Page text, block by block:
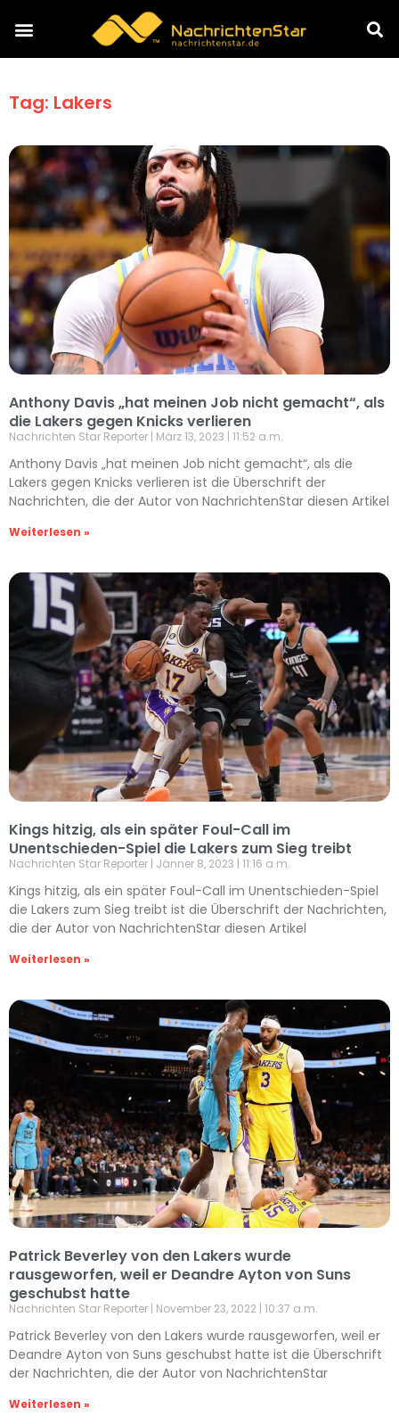
Tag: Lakers
Anthony Davis „hat meinen Job nicht gemacht“, als
die Lakers gegen Knicks verlieren
Nachrichten Star Reporter März 13, 2023 11:52 a.m.
Anthony Davis „hat meinen Job nicht gemacht“, als die
Lakers gegen Knicks verlieren ist die Überschrift der
Nachrichten, die der Autor von NachrichtenStar diesen Artikel
Weiterlesen »
Kings hitzig, als ein später Foul-Call im
Unentschieden-Spiel die Lakers zum Sieg treibt
Nachrichten Star Reporter Jänner 8, 2023 11:16 a.m.
Kings hitzig, als ein später Foul-Call im Unentschieden-Spiel
die Lakers zum Sieg treibt ist die Überschrift der Nachrichten,
die der Autor von NachrichtenStar diesen Artikel
Weiterlesen »
Patrick Beverley von den Lakers wurde
rausgeworfen, weil er Deandre Ayton von Suns
geschubst hatte
Nachrichten Star Reporter November 23, 2022 10:37 a.m.
Patrick Beverley von den Lakers wurde rausgeworfen, weil er
Deandre Ayton von Suns geschubst hatte ist die Überschrift
der Nachrichten, die der Autor von NachrichtenStar
Weiterlesen »